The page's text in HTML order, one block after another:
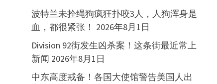
波特兰未拴绳狗疯狂扑咬3人，人狗浑身是
血，都很紧张！ 2026年8月1日
Division 92街发生凶杀案！这条街最近常上
新闻 2026年8月1日
中东高度戒备！各国大使馆警告美国人出